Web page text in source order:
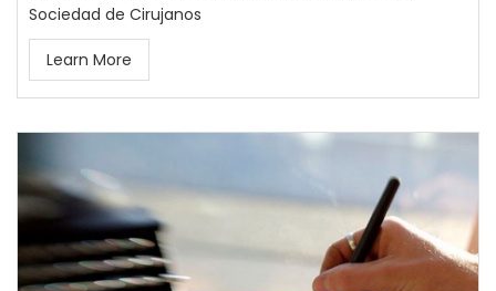
Sociedad de Cirujanos
Learn More